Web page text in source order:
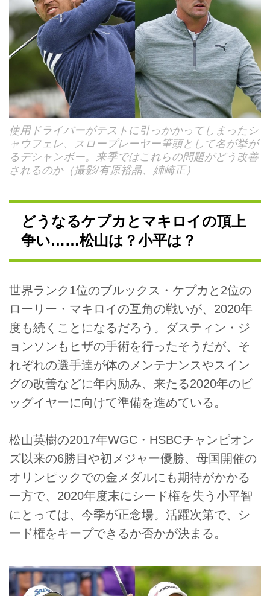
使用ドライバーがテストに引っかかってしまったシ
ャウフェレ、スロープレーヤー筆頭として名が挙が
るデシャンボー。来季ではこれらの問題がどう改善
されるのか（撮影/有原裕晶、姉崎正）
どうなるケプカとマキロイの頂上
争い……松山は？小平は？
世界ランク1位のブルックス・ケプカと2位の
ローリー・マキロイの互角の戦いが、2020年
度も続くことになるだろう。ダスティン・ジ
ョンソンもヒザの手術を行ったそうだが、そ
れぞれの選手達が体のメンテナンスやスイン
グの改善などに年内励み、来たる2020年のビ
ッグイヤーに向けて準備を進めている。
松山英樹の2017年WGC・HSBCチャンピオン
ズ以来の6勝目や初メジャー優勝、母国開催の
オリンピックでの金メダルにも期待がかかる
一方で、2020年度末にシード権を失う小平智
にとっては、今季が正念場。活躍次第で、シ
ード権をキープできるか否かが決まる。